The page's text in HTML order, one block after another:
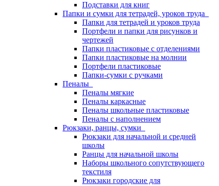
Подставки для книг
Папки и сумки для тетрадей, уроков труда
Папки для тетрадей и уроков труда
Портфели и папки для рисунков и
чертежей
Папки пластиковые с отделениями
Папки пластиковые на молнии
Портфели пластиковые
Папки-сумки с ручками
Пеналы
Пеналы мягкие
Пеналы каркасные
Пеналы школьные пластиковые
Пеналы с наполнением
Рюкзаки, ранцы, сумки
Рюкзаки для начальной и средней
школы
Ранцы для начальной школы
Наборы школьного сопутствующего
текстиля
Рюкзаки городские для